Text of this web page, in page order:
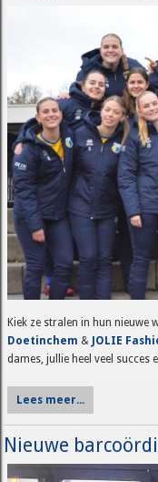
Kiek ze stralen in hun nieuwe
Doetinchem & JOLIE
dames, jullie heel veel succes
Lees meer...
Nieuwe